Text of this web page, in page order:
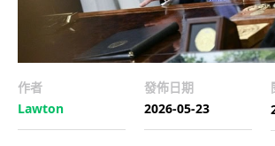
作者
Lawton
發佈日期
2026-05-23